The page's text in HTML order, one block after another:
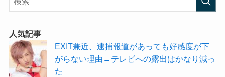
人気記事
EXIT兼近、逮捕報道があっても好感度が下
がらない理由→テレビへの露出はかなり減っ
た